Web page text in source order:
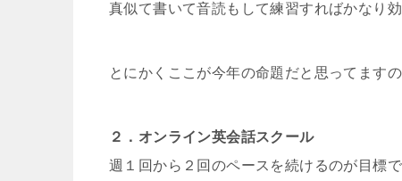
真似て書いて音読もして練習すればかなり
とにかくここが今年の命題だと思ってます
２．オンライン英会話スクール
週１回から２回のペースを続けるのが目標で